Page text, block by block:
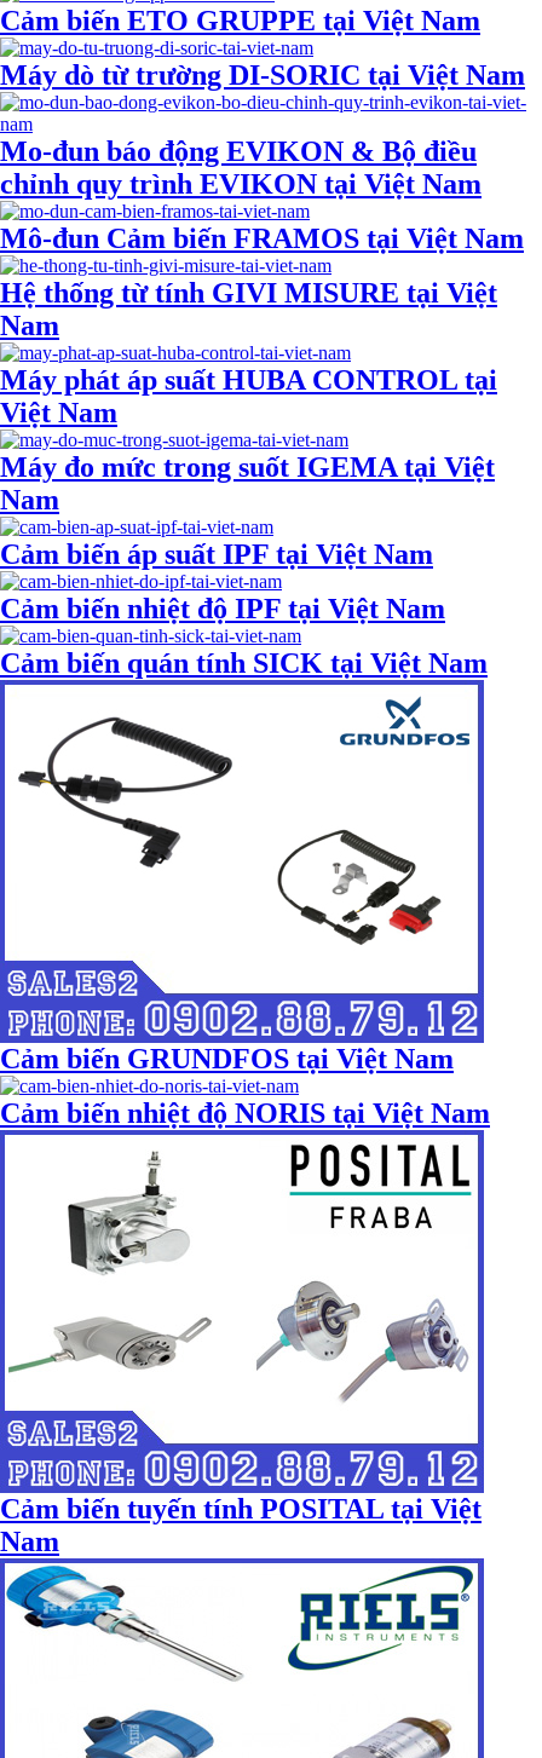
Cảm biến ETO GRUPPE tại Việt Nam
Máy dò từ trường DI-SORIC tại Việt Nam
Mo-đun báo động EVIKON & Bộ điều
chỉnh quy trình EVIKON tại Việt Nam
Mô-đun Cảm biến FRAMOS tại Việt Nam
Hệ thống từ tính GIVI MISURE tại Việt
Nam
Máy phát áp suất HUBA CONTROL tại
Việt Nam
Máy đo mức trong suốt IGEMA tại Việt
Nam
Cảm biến áp suất IPF tại Việt Nam
Cảm biến nhiệt độ IPF tại Việt Nam
Cảm biến quán tính SICK tại Việt Nam
Cảm biến GRUNDFOS tại Việt Nam
Cảm biến nhiệt độ NORIS tại Việt Nam
Cảm biến tuyến tính POSITAL tại Việt
Nam